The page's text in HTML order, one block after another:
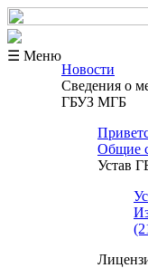
☰ Меню
Новости
Сведения о
ГБУЗ МГБ
Общие
Устав